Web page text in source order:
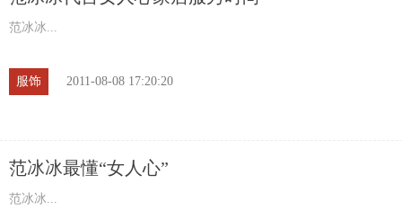
范冰冰...
服饰 2011-08-08 17:20:20
范冰冰最懂“女人心”
范冰冰...